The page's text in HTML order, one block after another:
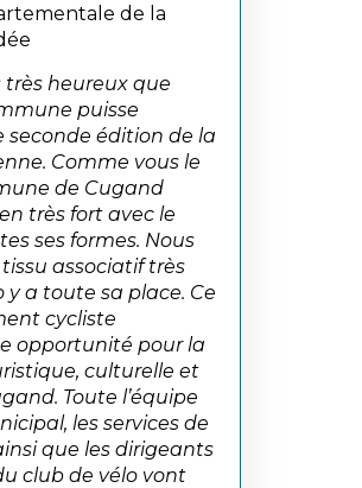
de la
très heureux que
puisse
seconde édition de la
Comme vous le
de Cugand
très fort avec le
ses formes. Nous
associatif très
y a toute sa place. Ce
cycliste
opportunité pour la
culturelle et
Toute l’équipe
les services de
que les dirigeants
club de vélo vont